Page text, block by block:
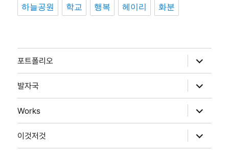
하늘공원 학교 행복 헤이리 화분
포트폴리오
위
메
뉴
확
장
발자국
위
메
뉴
확
장
Works
위
메
뉴
확
장
이것저것
위
메